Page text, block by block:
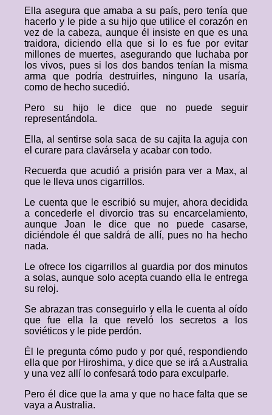
Ella asegura que amaba a su país, pero tenía que
hacerlo y le pide a su hijo que utilice el corazón en
vez de la cabeza, aunque él insiste en que es una
traidora, diciendo ella que si lo es fue por evitar
millones de muertes, asegurando que luchaba por
los vivos, pues si los dos bandos tenían la misma
arma que podría destruirles, ninguno la usaría,
como de hecho sucedió.
Pero su hijo le dice que no puede seguir
representándola.
Ella, al sentirse sola saca de su cajita la aguja con
el curare para clavársela y acabar con todo.
Recuerda que acudió a prisión para ver a Max, al
que le lleva unos cigarrillos.
Le cuenta que le escribió su mujer, ahora decidida
a concederle el divorcio tras su encarcelamiento,
aunque Joan le dice que no puede casarse,
diciéndole él que saldrá de allí, pues no ha hecho
nada.
Le ofrece los cigarrillos al guardia por dos minutos
a solas, aunque solo acepta cuando ella le entrega
su reloj.
Se abrazan tras conseguirlo y ella le cuenta al oído
que fue ella la que reveló los secretos a los
soviéticos y le pide perdón.
Él le pregunta cómo pudo y por qué, respondiendo
ella que por Hiroshima, y dice que se irá a Australia
y una vez allí lo confesará todo para exculparle.
Pero él dice que la ama y que no hace falta que se
vaya a Australia.